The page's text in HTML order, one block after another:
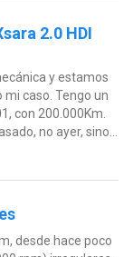
2.0 HDI
y estamos
caso. Tengo un
con 200.000Km.
no ayer, sino...
desde hace poco